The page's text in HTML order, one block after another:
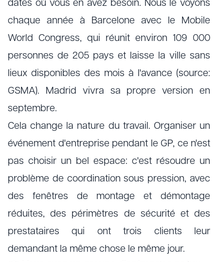
dates où vous en avez besoin. Nous le voyons
chaque année à Barcelone avec le Mobile
World Congress, qui réunit environ 109 000
personnes de 205 pays et laisse la ville sans
lieux disponibles des mois à l'avance (source:
GSMA). Madrid vivra sa propre version en
septembre.
Cela change la nature du travail. Organiser un
événement d'entreprise pendant le GP, ce n'est
pas choisir un bel espace: c'est résoudre un
problème de coordination sous pression, avec
des fenêtres de montage et démontage
réduites, des périmètres de sécurité et des
prestataires qui ont trois clients leur
demandant la même chose le même jour.